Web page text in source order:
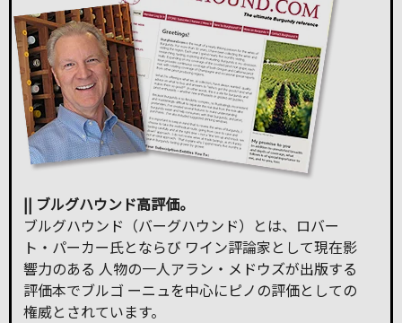
|| ブルグハウンド高評価。
ブルグハウンド（バーグハウンド）とは、ロバー
ト・パーカー氏とならび ワイン評論家として現在影
響力のある 人物の一人アラン・メドウズが出版する
評価本でブルゴ ーニュを中心にピノの評価としての
権威とされています。